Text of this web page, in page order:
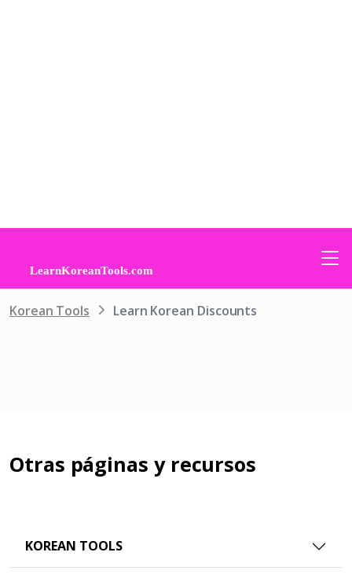
Korean Tools Learn Korean Discounts
Otras páginas y recursos
KOREAN TOOLS